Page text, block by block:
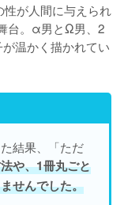
が人間に与えられ
台。α男とΩ男、2
温かく描かれてい
結果、「ただ
や、1冊丸ごと
せんでした。